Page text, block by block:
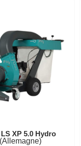
XP 5.0 Hydro